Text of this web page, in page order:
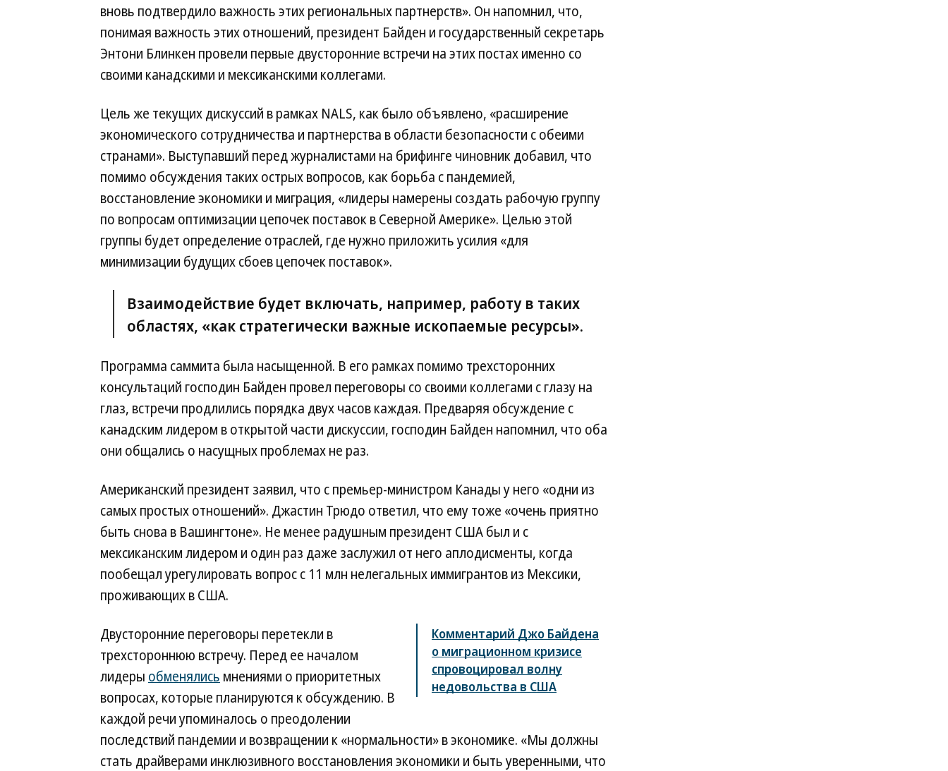
вновь подтвердило важность этих региональных партнерств». Он напомнил, что,
понимая важность этих отношений, президент Байден и государственный секретарь
Энтони Блинкен провели первые двусторонние встречи на этих постах именно со
своими канадскими и мексиканскими коллегами.
Цель же текущих дискуссий в рамках NALS, как было объявлено, «расширение
экономического сотрудничества и партнерства в области безопасности с обеими
странами». Выступавший перед журналистами на брифинге чиновник добавил, что
помимо обсуждения таких острых вопросов, как борьба с пандемией,
восстановление экономики и миграция, «лидеры намерены создать рабочую группу
по вопросам оптимизации цепочек поставок в Северной Америке». Целью этой
группы будет определение отраслей, где нужно приложить усилия «для
минимизации будущих сбоев цепочек поставок».
Взаимодействие будет включать, например, работу в таких
областях, «как стратегически важные ископаемые ресурсы».
Программа саммита была насыщенной. В его рамках помимо трехсторонних
консультаций господин Байден провел переговоры со своими коллегами с глазу на
глаз, встречи продлились порядка двух часов каждая. Предваряя обсуждение с
канадским лидером в открытой части дискуссии, господин Байден напомнил, что оба
они общались о насущных проблемах не раз.
Американский президент заявил, что с премьер-министром Канады у него «одни из
самых простых отношений». Джастин Трюдо ответил, что ему тоже «очень приятно
быть снова в Вашингтоне». Не менее радушным президент США был и с
мексиканским лидером и один раз даже заслужил от него аплодисменты, когда
пообещал урегулировать вопрос с 11 млн нелегальных иммигрантов из Мексики,
проживающих в США.
Комментарий Джо Байдена
о миграционном кризисе
спровоцировал волну
недовольства в США
Двусторонние переговоры перетекли в
трехстороннюю встречу. Перед ее началом
лидеры обменялись мнениями о приоритетных
вопросах, которые планируются к обсуждению. В
каждой речи упоминалось о преодолении
последствий пандемии и возвращении к «нормальности» в экономике. «Мы должны
стать драйверами инклюзивного восстановления экономики и быть уверенными, что